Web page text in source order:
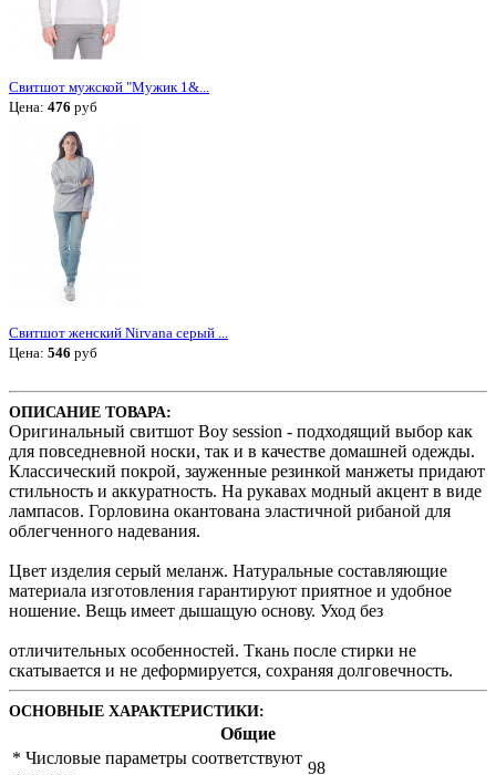
Свитшот мужской "Мужик 1&...
Цена: 476 руб
Свитшот женский Nirvana серый ...
Цена: 546 руб
ОПИСАНИЕ ТОВАРА:
Оригинальный свитшот Boy session - подходящий выбор как
для повседневной носки, так и в качестве домашней одежды.
Классический покрой, зауженные резинкой манжеты придают
стильность и аккуратность. На рукавах модный акцент в виде
лампасов. Горловина окантована эластичной рибаной для
облегченного надевания.
Цвет изделия серый меланж. Натуральные составляющие
материала изготовления гарантируют приятное и удобное
ношение. Вещь имеет дышащую основу. Уход без
отличительных особенностей. Ткань после стирки не
скатывается и не деформируется, сохраняя долговечность.
ОСНОВНЫЕ ХАРАКТЕРИСТИКИ:
Общие
* Числовые параметры соответствуют
98